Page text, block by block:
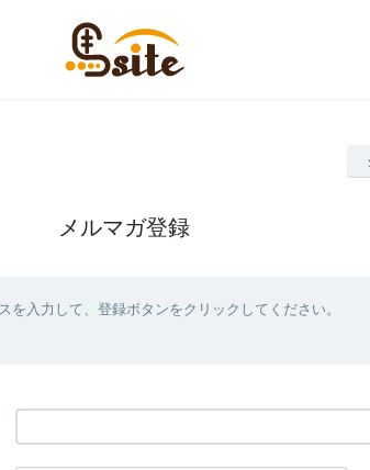
メルマガ登録
を入力して、登録ボタンをクリックしてください。